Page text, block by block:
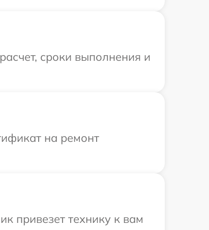
сроки выполнения и
на ремонт
привезет технику к вам